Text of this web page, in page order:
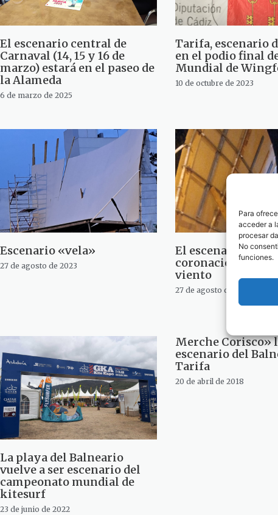
Para
acceder a
procesar
No
funciones.
El escenario central de
Carnaval (14, 15 y 16 de
marzo) estará en el paseo de
la Alameda
6 de marzo de 2025
Tarifa, escenario
en el podio final
Mundial de
10 de octubre de 2023
Escenario «vela»
27 de agosto de 2023
El escenario de la
coronación
viento
27 de agosto de 2023
La playa del Balneario
vuelve a ser escenario del
campeonato mundial de
kitesurf
23 de junio de 2022
Merche Corisco»
escenario del
Tarifa
20 de abril de 2018